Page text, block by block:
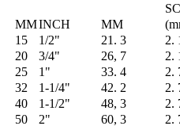
MMINCH MM
15
1/2" 21. 3 2.
20
3/4" 26, 7 2.
25
1" 33. 4 2.
32
1-1/4" 42. 2 2.
40
1-1/2" 48, 3 2.
50
2" 60, 3 2.